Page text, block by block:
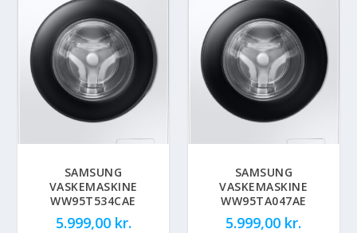
SAMSUNG
VASKEMASKINE
WW95T534CAE
5.999,00 kr.
SAMSUNG
VASKEMASKINE
WW95TA047AE
5.999,00 kr.